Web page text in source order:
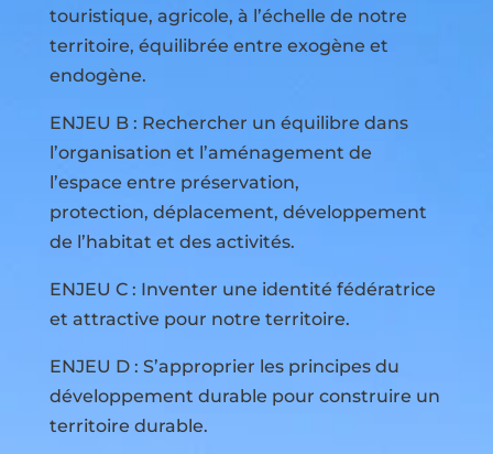
touristique, agricole, à l’échelle de notre
territoire, équilibrée entre exogène et
endogène.
ENJEU B : Rechercher un équilibre dans
l’organisation et l’aménagement de
l’espace entre préservation,
protection, déplacement, développement
de l’habitat et des activités.
ENJEU C : Inventer une identité fédératrice
et attractive pour notre territoire.
ENJEU D : S’approprier les principes du
développement durable pour construire un
territoire durable.